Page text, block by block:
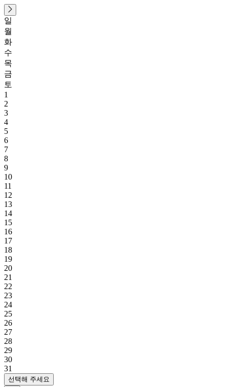
일
월
화
수
목
금
토
1
2
3
4
5
6
7
8
9
10
11
12
13
14
15
16
17
18
19
20
21
22
23
24
25
26
27
28
29
30
31
선택해 주세요